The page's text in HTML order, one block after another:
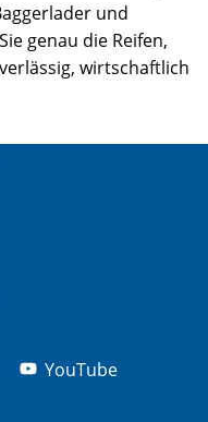
und
genau die Reifen,
wirtschaftlich
YouTube